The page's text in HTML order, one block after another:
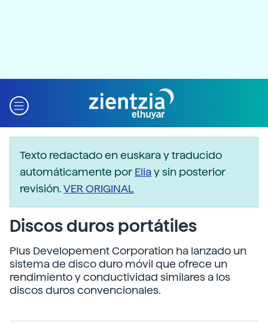
Texto redactado en euskara y traducido
automáticamente porEliay sin posterior
revisión.VER ORIGINAL
Discos duros portátiles
Plus Developement Corporation ha lanzado un
sistema de disco duro móvil que ofrece un
rendimiento y conductividad similares a los
discos duros convencionales.